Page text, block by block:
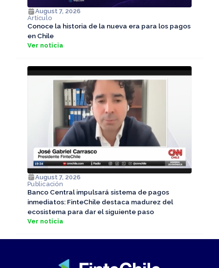
August 7, 2026
Artículo
Conoce la historia de la nueva era para los pagos
en Chile
Ver noticia
August 7, 2026
Publicación
Banco Central impulsará sistema de pagos
inmediatos: FinteChile destaca madurez del
ecosistema para dar el siguiente paso
Ver noticia